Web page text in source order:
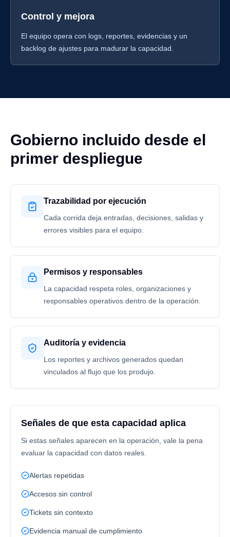
Control y mejora
El equipo opera con logs, reportes, evidencias y un
backlog de ajustes para madurar la capacidad.
Gobierno incluido desde el
primer despliegue
Trazabilidad por ejecución
Cada corrida deja entradas, decisiones, salidas y
errores visibles para el equipo.
Permisos y responsables
La capacidad respeta roles, organizaciones y
responsables operativos dentro de la operación.
Auditoría y evidencia
Los reportes y archivos generados quedan
vinculados al flujo que los produjo.
Señales de que esta capacidad aplica
Si estas señales aparecen en la operación, vale la pena
evaluar la capacidad con datos reales.
Alertas repetidas
Accesos sin control
Tickets sin contexto
Evidencia manual de cumplimiento